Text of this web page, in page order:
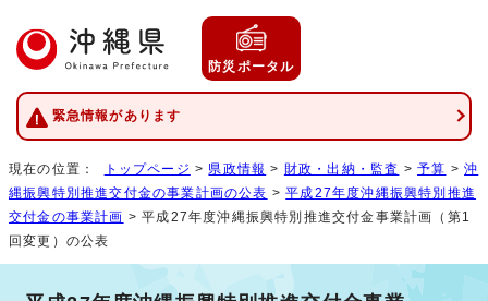
防災ポータル
緊急情報があります
現在の位置： トップページ > 県政情報 > 財政・出納・監査 >予算 >沖
縄振興特別推進交付金の事業計画の公表 >平成27年度沖縄振興特別推進
交付金の事業計画 > 平成27年度沖縄振興特別推進交付金事業計画（第1
回変更）の公表